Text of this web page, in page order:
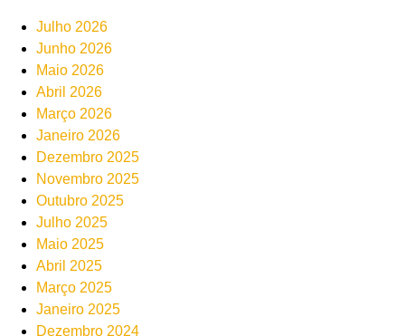
Julho 2026
Junho 2026
Maio 2026
Abril 2026
Março 2026
Janeiro 2026
Dezembro 2025
Novembro 2025
Outubro 2025
Julho 2025
Maio 2025
Abril 2025
Março 2025
Janeiro 2025
Dezembro 2024